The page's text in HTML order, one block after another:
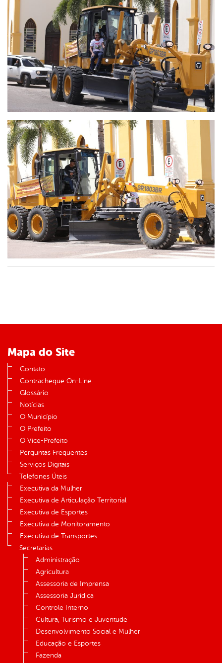
Mapa do Site
Contato
Contracheque On-Line
Glossário
Notícias
O Município
O Prefeito
O Vice-Prefeito
Perguntas Frequentes
Serviços Digitais
Telefones Úteis
Executiva da Mulher
Executiva de Articulação Territorial
Executiva de Esportes
Executiva de Monitoramento
Executiva de Transportes
Secretarias
Administração
Agricultura
Assessoria de Imprensa
Assessoria Jurídica
Controle Interno
Cultura, Turismo e Juventude
Desenvolvimento Social e Mulher
Educação e Esportes
Fazenda